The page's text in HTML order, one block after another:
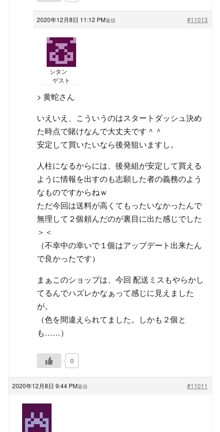
2020年12月8日 11:12 PM #11013
返信
シタン
ゲスト
> 黄蛇さん
いえいえ、こういうのはスタートダッシュ決め
た時点で賭けなんで大丈夫です＾＾
安定して買いたいなら後発狙いますし。
人柱になるからには、後発組が安定して買える
ように情報を出すのも志願した者の義務のよう
なものですからねｗ
ただ今回は送料が高くてもったいなかったんで
無理して２個頼んだのが裏目に出た感じでした
＞＜
（不幸中の幸いで１個はアップデート出来たん
で良かったです）
まぁこのショップは、今回 配送ミスもやらかし
てるんでハズレかなぁって感じに見えました
が。
（色を間違えられてました。しかも２個と
も……）
0
2020年12月8日 9:44 PM #11011
返信